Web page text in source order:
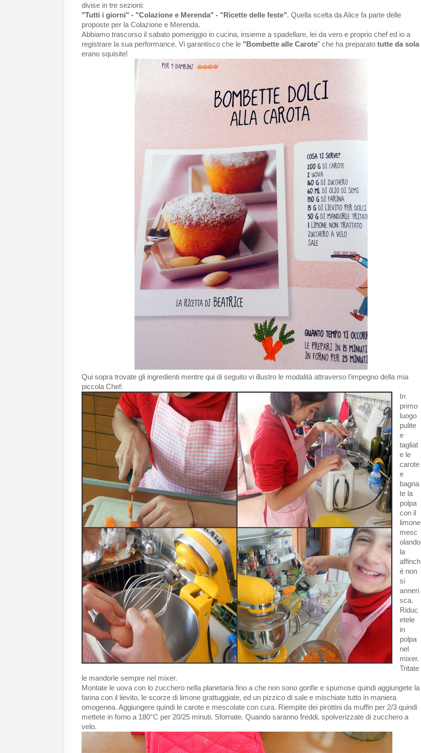
divise in tre sezioni:
"Tutti i giorni" - "Colazione e Merenda" - "Ricette delle feste". Quella scelta da Alice fa parte delle
proposte per la Colazione e Merenda.
Abbiamo trascorso il sabato pomeriggio in cucina, insieme a spadellare, lei da vero e proprio chef ed io a
registrare la sua performance. Vi garantisco che le "Bombette alle Carote" che ha preparato tutte da sola
erano squisite!
Qui sopra trovate gli ingredienti mentre qui di seguito vi illustro le modalità attraverso l'impegno della mia
piccola Chef:
In
primo
luogo
pulite
e
tagliat
e le
carote
e
bagna
te la
polpa
con il
limone
mesc
olando
la
affinch
é non
si
anneri
sca.
Riduc
etele
in
polpa
nel
mixer.
Tritate
le mandorle sempre nel mixer.
Montate le uova con lo zucchero nella planetaria fino a che non sono gonfie e spumose quindi aggiungete la
farina con il lievito, le scorze di limone grattuggiate, ed un pizzico di sale e mischiate tutto in maniera
omogenea. Aggiungere quindi le carote e mescolate con cura. Riempite dei pirottini da muffin per 2/3 quindi
mettete in forno a 180°C per 20/25 minuti. Sfornate. Quando saranno freddi, spolverizzate di zucchero a
velo.